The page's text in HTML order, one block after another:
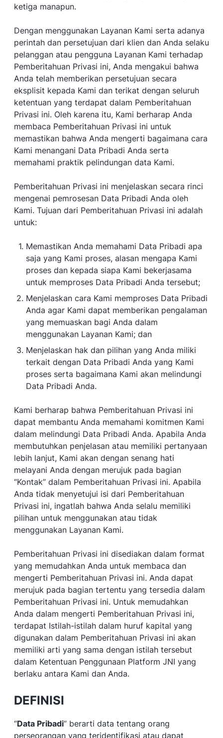
ketiga manapun.
Dengan menggunakan Layanan Kami serta adanya
perintah dan persetujuan dari klien dan Anda selaku
pelanggan atau pengguna Layanan Kami terhadap
Pemberitahuan Privasi ini, Anda mengakui bahwa
Anda telah memberikan persetujuan secara
eksplisit kepada Kami dan terikat dengan seluruh
ketentuan yang terdapat dalam Pemberitahuan
Privasi ini. Oleh karena itu, Kami berharap Anda
membaca Pemberitahuan Privasi ini untuk
memastikan bahwa Anda mengerti bagaimana cara
Kami menangani Data Pribadi Anda serta
memahami praktik pelindungan data Kami.
Pemberitahuan Privasi ini menjelaskan secara rinci
mengenai pemrosesan Data Pribadi Anda oleh
Kami. Tujuan dari Pemberitahuan Privasi ini adalah
untuk:
Memastikan Anda memahami Data Pribadi apa
saja yang Kami proses, alasan mengapa Kami
proses dan kepada siapa Kami bekerjasama
untuk memproses Data Pribadi Anda tersebut;
Menjelaskan cara Kami memproses Data Pribadi
Anda agar Kami dapat memberikan pengalaman
yang memuaskan bagi Anda dalam
menggunakan Layanan Kami; dan
Menjelaskan hak dan pilihan yang Anda miliki
terkait dengan Data Pribadi Anda yang Kami
proses serta bagaimana Kami akan melindungi
Data Pribadi Anda.
Kami berharap bahwa Pemberitahuan Privasi ini
dapat membantu Anda memahami komitmen Kami
dalam melindungi Data Pribadi Anda. Apabila Anda
membutuhkan penjelasan atau memiliki pertanyaan
lebih lanjut, Kami akan dengan senang hati
melayani Anda dengan merujuk pada bagian
“Kontak” dalam Pemberitahuan Privasi ini. Apabila
Anda tidak menyetujui isi dari Pemberitahuan
Privasi ini, ingatlah bahwa Anda selalu memiliki
pilihan untuk menggunakan atau tidak
menggunakan Layanan Kami.
Pemberitahuan Privasi ini disediakan dalam format
yang memudahkan Anda untuk membaca dan
mengerti Pemberitahuan Privasi ini. Anda dapat
merujuk pada bagian tertentu yang tersedia dalam
Pemberitahuan Privasi ini. Untuk memudahkan
Anda dalam mengerti Pemberitahuan Privasi ini,
terdapat Istilah-istilah dalam huruf kapital yang
digunakan dalam Pemberitahuan Privasi ini akan
memiliki arti yang sama dengan istilah tersebut
dalam Ketentuan Penggunaan Platform JNI yang
berlaku antara Kami dan Anda.
DEFINISI
“Data Pribadi” berarti data tentang orang
perseorangan yang teridentifikasi atau dapat